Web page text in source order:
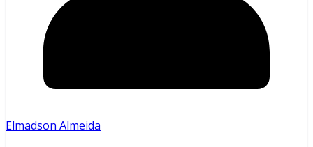
Elmadson Almeida